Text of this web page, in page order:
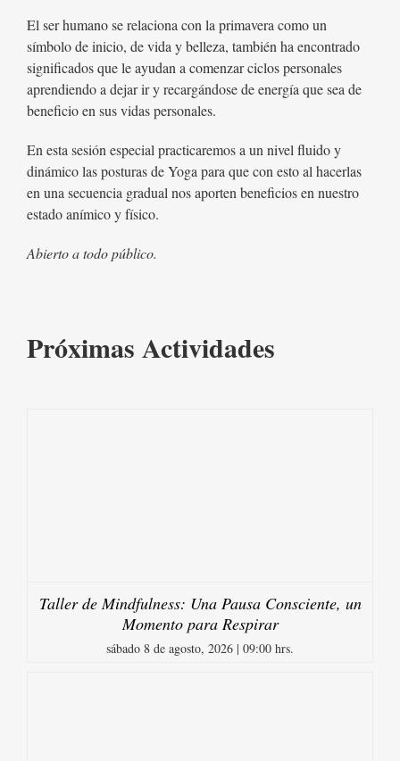
El ser humano se relaciona con la primavera como un
símbolo de inicio, de vida y belleza, también ha encontrado
significados que le ayudan a comenzar ciclos personales
aprendiendo a dejar ir y recargándose de energía que sea de
beneficio en sus vidas personales.
En esta sesión especial practicaremos a un nivel fluido y
dinámico las posturas de Yoga para que con esto al hacerlas
en una secuencia gradual nos aporten beneficios en nuestro
estado anímico y físico.
Abierto a todo público.
Próximas Actividades
Taller de Mindfulness: Una Pausa Consciente, un
Momento para Respirar
sábado 8 de agosto, 2026 | 09:00 hrs.